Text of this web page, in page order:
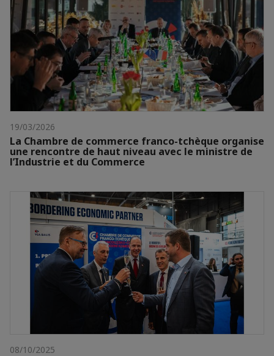
19/03/2026
La Chambre de commerce franco-tchèque organise
une rencontre de haut niveau avec le ministre de
l’Industrie et du Commerce
08/10/2025